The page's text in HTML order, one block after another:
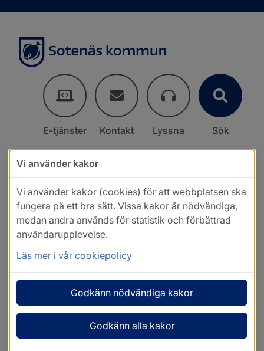
E-tjänster Kontakt Lyssna Sök
Vi använder kakor
Vi använder kakor (cookies) för att webbplatsen ska
fungera på ett bra sätt. Vissa kakor är nödvändiga,
medan andra används för statistik och förbättrad
användarupplevelse.
Läs mer i vår cookiepolicy
Godkänn nödvändiga kakor
Godkänn alla kakor